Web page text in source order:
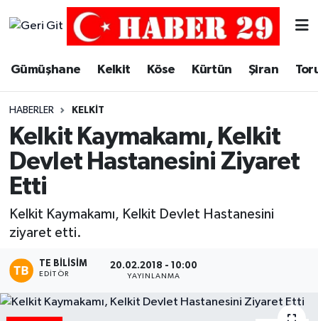
Gümüşhane Kelkit Köse Kürtün Şiran
HABERLER KELKIT
Kelkit Kaymakamı, Kelkit
Devlet Hastanesini Ziyaret
Etti
Kelkit Kaymakamı, Kelkit Devlet Hastanesini
ziyaret etti.
TE BILISIM
EDITÖR
20.02.2018 - 10:00
YAYINLANMA
Merkez Trafik Yoğunluk Haritası
Süper Lig Puan Durumu ve Fikstür
Tüm Manşetler
Haber Arşivi